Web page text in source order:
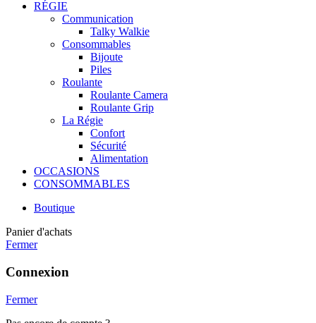
RÉGIE
Communication
Talky Walkie
Consommables
Bijoute
Piles
Roulante
Roulante Camera
Roulante Grip
La Régie
Confort
Sécurité
Alimentation
OCCASIONS
CONSOMMABLES
Boutique
Panier d'achats
Fermer
Connexion
Fermer